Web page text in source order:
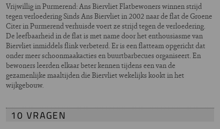
Vrijwillig in Purmerend: Ans Biervliet Flatbewoners winnen strijd
tegen verloedering Sinds Ans Biervliet in 2002 naar de flat de Groene
Citer in Purmerend verhuisde voert ze strijd tegen de verloedering.
De leefbaarheid in de flat is met name door het enthousiasme van
Biervliet inmiddels flink verbeterd. Er is een flatteam opgericht dat
onder meer schoonmaakacties en buurtbarbecues organiseert. En
bewoners leerden elkaar beter kennen tijdens een van de
gezamenlijke maaltijden die Biervliet wekelijks kookt in het
wijkgebouw.
10 VRAGEN